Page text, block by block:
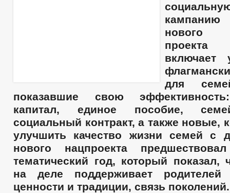
нового
проекта
включает
для
показавшие свою
капитал, единое пособие,
социальный контракт, а также новые,
улучшить качество жизни семей с
нового нацпроекта
тематический год, который показал,
на деле поддерживает
ценности и традиции, связь поколений.